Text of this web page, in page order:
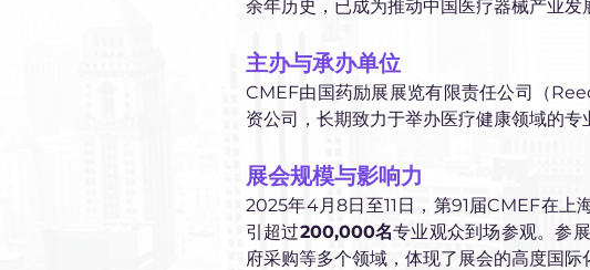
余年历史，已成为推动中国医疗器械产业发
主办与承办单位
CMEF由国药励展展览有限责任公司（
资公司，长期致力于举办医疗健康领域的专
展会规模与影响力
2025年4月8日至11日，第91届CMEF在上
引超过200,000名专业观众到场参观。参
府采购等多个领域，体现了展会的高度国际